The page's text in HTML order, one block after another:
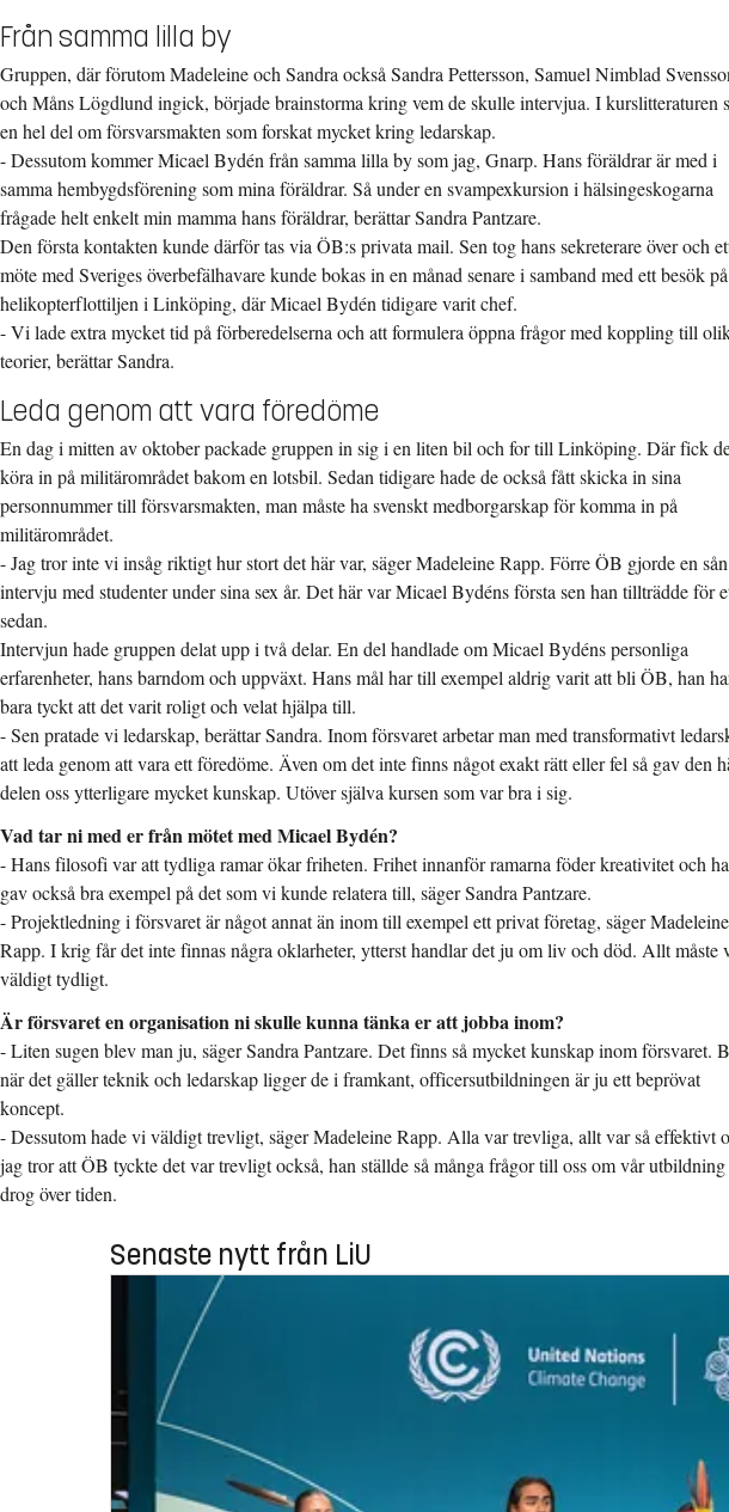
Från samma lilla by
Gruppen, där förutom Madeleine och Sandra också Sandra Pettersson, Samuel Nimblad
och Måns Lögdlund ingick, började brainstorma kring vem de skulle intervjua. I kurslitteraturen
en hel del om försvarsmakten som forskat mycket kring ledarskap.
- Dessutom kommer Micael Bydén från samma lilla by som jag, Gnarp. Hans föräldrar är med i
samma hembygdsförening som mina föräldrar. Så under en svampexkursion i hälsingeskogarna
frågade helt enkelt min mamma hans föräldrar, berättar Sandra Pantzare.
Den första kontakten kunde därför tas via ÖB:s privata mail. Sen tog hans sekreterare över och
möte med Sveriges överbefälhavare kunde bokas in en månad senare i samband med ett besök på
helikopterflottiljen i Linköping, där Micael Bydén tidigare varit chef.
- Vi lade extra mycket tid på förberedelserna och att formulera öppna frågor med koppling till
teorier, berättar Sandra.
Leda genom att vara föredöme
En dag i mitten av oktober packade gruppen in sig i en liten bil och for till Linköping. Där fick
köra in på militärområdet bakom en lotsbil. Sedan tidigare hade de också fått skicka in sina
personnummer till försvarsmakten, man måste ha svenskt medborgarskap för komma in på
militärområdet.
- Jag tror inte vi insåg riktigt hur stort det här var, säger Madeleine Rapp. Förre ÖB gjorde en
intervju med studenter under sina sex år. Det här var Micael Bydéns första sen han tillträdde för
sedan.
Intervjun hade gruppen delat upp i två delar. En del handlade om Micael Bydéns personliga
erfarenheter, hans barndom och uppväxt. Hans mål har till exempel aldrig varit att bli ÖB, han
bara tyckt att det varit roligt och velat hjälpa till.
- Sen pratade vi ledarskap, berättar Sandra. Inom försvaret arbetar man med transformativt
att leda genom att vara ett föredöme. Även om det inte finns något exakt rätt eller fel så gav den
delen oss ytterligare mycket kunskap. Utöver själva kursen som var bra i sig.
Vad tar ni med er från mötet med Micael Bydén?
- Hans filosofi var att tydliga ramar ökar friheten. Frihet innanför ramarna föder kreativitet och
gav också bra exempel på det som vi kunde relatera till, säger Sandra Pantzare.
- Projektledning i försvaret är något annat än inom till exempel ett privat företag, säger Madeleine
Rapp. I krig får det inte finnas några oklarheter, ytterst handlar det ju om liv och död. Allt måste
väldigt tydligt.
Är försvaret en organisation ni skulle kunna tänka er att jobba inom?
- Liten sugen blev man ju, säger Sandra Pantzare. Det finns så mycket kunskap inom försvaret.
när det gäller teknik och ledarskap ligger de i framkant, officersutbildningen är ju ett beprövat
koncept.
- Dessutom hade vi väldigt trevligt, säger Madeleine Rapp. Alla var trevliga, allt var så effektivt
jag tror att ÖB tyckte det var trevligt också, han ställde så många frågor till oss om vår utbildning
drog över tiden.
Senaste nytt från LiU